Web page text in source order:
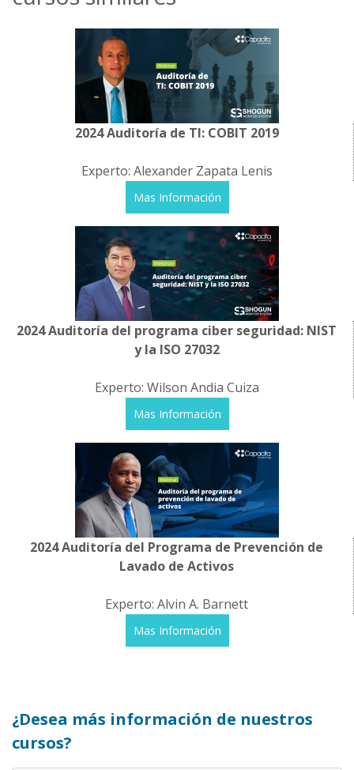
2024 Auditoría de TI: COBIT 2019
Experto: Alexander Zapata Lenis
Mas Información
2024 Auditoría del programa ciber seguridad: NIST
y la ISO 27032
Experto: Wilson Andia Cuiza
Mas Información
2024 Auditoría del Programa de Prevención de
Lavado de Activos
Experto: Alvin A. Barnett
Mas Información
¿Desea más información de nuestros
cursos?